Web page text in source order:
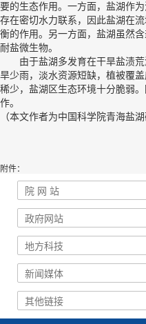
要的生态作用。一方面，盐湖作
存在密切水力联系，因此盐湖在
衡的作用。另一方面，盐湖虽然
耐盐微生物。
由于盐湖多发育在干旱盐渍荒
旱少雨，淡水资源短缺，植被覆
稀少，盐湖区生态环境十分脆弱
作。
（本文作者为中国科学院青海盐
附件：